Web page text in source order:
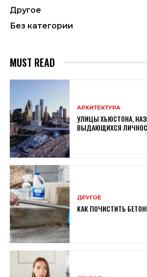
Другое
Без категории
MUST READ
АРХИТЕКТУРА
УЛИЦЫ ХЬЮСТОНА,
ВЫДАЮЩИХСЯ
ДРУГОЕ
КАК ПОЧИСТИТЬ